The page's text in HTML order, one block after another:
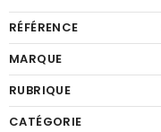
RÉFÉRENCE
MARQUE
RUBRIQUE
CATÉGORIE